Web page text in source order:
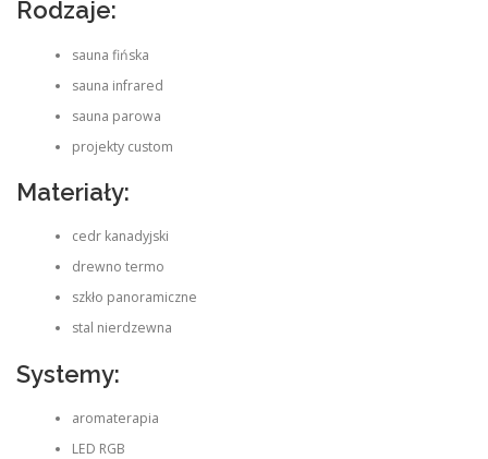
Rodzaje:
sauna fińska
sauna infrared
sauna parowa
projekty custom
Materiały:
cedr kanadyjski
drewno termo
szkło panoramiczne
stal nierdzewna
Systemy:
aromaterapia
LED RGB